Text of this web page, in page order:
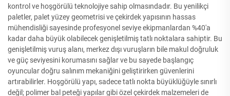
kontrol ve hoşgörülü teknolojiye sahip olmasındadır. Bu yenilikçi
paletler, palet yüzey geometrisi ve çekirdek yapısının hassas
mühendisliği sayesinde profesyonel seviye ekipmanlardan %40'a
kadar daha büyük olabilecek genişletilmiş tatlı noktalara sahiptir. Bu
genişletilmiş vuruş alanı, merkez dışı vuruşların bile makul doğruluk
ve güç seviyesini korumasını sağlar ve bu sayede başlangıç
oyuncular doğru salınım mekaniğini geliştirirken güvenlerini
artırabilirler. Hoşgörülü yapı, sadece tatlı nokta büyüklüğüyle sınırlı
değil; polimer bal peteği yapılar gibi özel çekirdek malzemeleri de